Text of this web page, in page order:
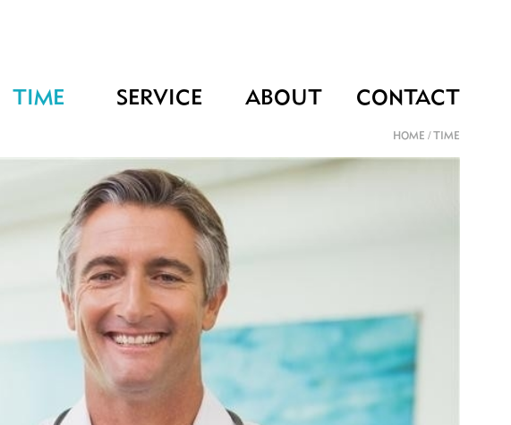
TIME SERVICE ABOUT CONTACT
HOME / TIME